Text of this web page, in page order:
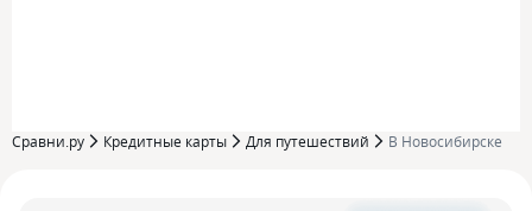
Сравни.ру Кредитные карты Для путешествий В Новосибирске